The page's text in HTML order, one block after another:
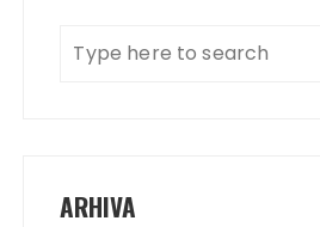
ARHIVA